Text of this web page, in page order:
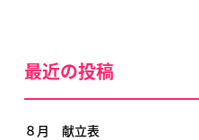
最近の投稿
８月 献立表